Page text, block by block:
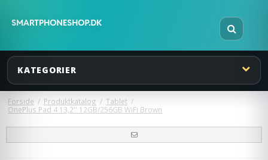
KATEGORIER
Forside / Produktkatalog / Tablet /
OnePlus Pad 4 13,2'' 12GB/256GB WiFi Brown